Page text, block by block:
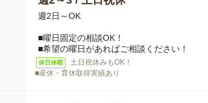
週2日～OK
■曜日固定の相談OK！
■希望の曜日があればご相談ください！
休日休暇
土日祝休みもOK！
■産休・育休取得実績あり